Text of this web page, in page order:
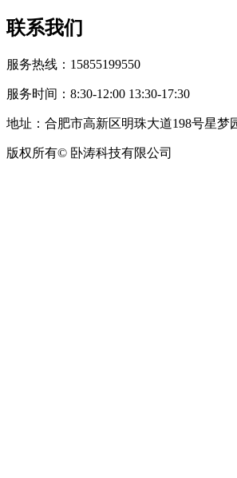
联系我们
服务热线：15855199550
服务时间：8:30-12:00 13:30-17:30
地址：合肥市高新区明珠大道198号星梦
版权所有© 卧涛科技有限公司